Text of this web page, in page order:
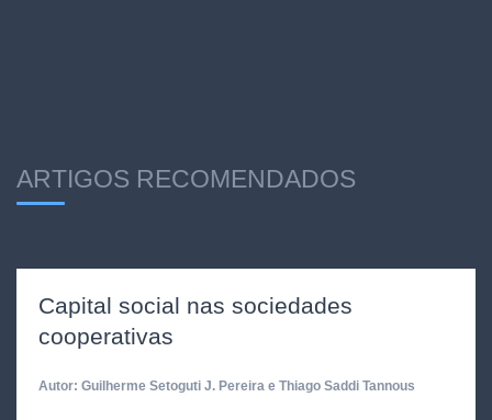
ARTIGOS RECOMENDADOS
Capital social nas sociedades
cooperativas
Autor: Guilherme Setoguti J. Pereira e Thiago Saddi Tannous